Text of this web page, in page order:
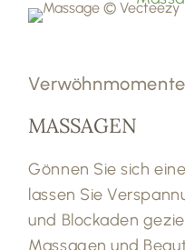
Verwöhnmomente
MASSAGEN
Gönnen Sie sich
lassen Sie
und Blockaden
Massagen und